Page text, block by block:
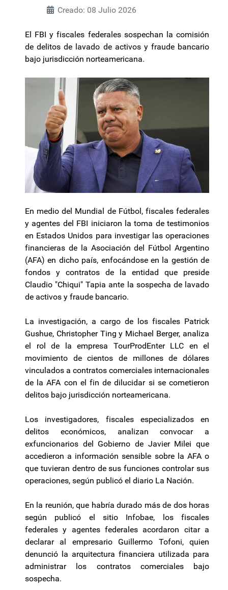
Creado: 08 Julio 2026
El FBI y fiscales federales sospechan la comisión
de delitos de lavado de activos y fraude bancario
bajo jurisdicción norteamericana.
En medio del Mundial de Fútbol, fiscales federales
y agentes del FBI iniciaron la toma de testimonios
en Estados Unidos para investigar las operaciones
financieras de la Asociación del Fútbol Argentino
(AFA) en dicho país, enfocándose en la gestión de
fondos y contratos de la entidad que preside
Claudio "Chiqui" Tapia ante la sospecha de lavado
de activos y fraude bancario.
La investigación, a cargo de los fiscales Patrick
Gushue, Christopher Ting y Michael Berger, analiza
el rol de la empresa TourProdEnter LLC en el
movimiento de cientos de millones de dólares
vinculados a contratos comerciales internacionales
de la AFA con el fin de dilucidar si se cometieron
delitos bajo jurisdicción norteamericana.
Los investigadores, fiscales especializados en
delitos económicos, analizan convocar a
exfuncionarios del Gobierno de Javier Milei que
accedieron a información sensible sobre la AFA o
que tuvieran dentro de sus funciones controlar sus
operaciones, según publicó el diario La Nación.
En la reunión, que habría durado más de dos horas
según publicó el sitio Infobae, los fiscales
federales y agentes federales acordaron citar a
declarar al empresario Guillermo Tofoni, quien
denunció la arquitectura financiera utilizada para
administrar los contratos comerciales bajo
sospecha.